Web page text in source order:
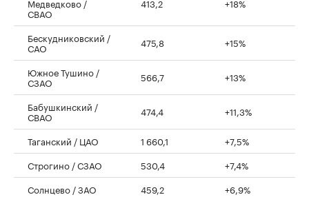
Медведково /
СВАО
413,2 +18%
Бескудниковский /
САО 475,8 +15%
Южное Тушино /
СЗАО 566,7 +13%
Бабушкинский /
СВАО 474,4 +11,3%
Таганский / ЦАО 1 660,1
+7,5%
Строгино / СЗАО
530,4
+7,4%
Солнцево / ЗАО
459,2
+6,9%